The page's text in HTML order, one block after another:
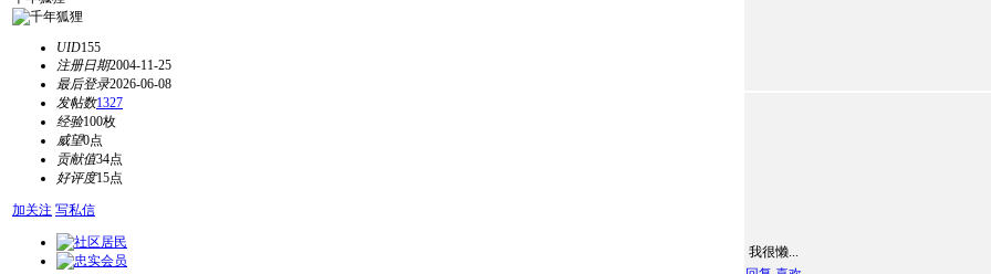
UID155
注册日期2004-11-25
最后登录2026-06-08
发帖数1327
经验100枚
威望0点
贡献值34点
好评度15点
加关注 写私信
我很懒...